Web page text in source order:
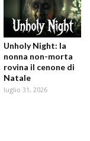
Unholy Night: la
nonna non-morta
rovina il cenone di
Natale
luglio 31, 2026